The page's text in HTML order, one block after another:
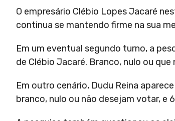
O empresário Clébio Lopes Jacaré
continua se mantendo firme na sua
Em um eventual segundo turno, a
de Clébio Jacaré. Branco, nulo ou
Em outro cenário, Dudu Reina
branco, nulo ou não desejam votar, e